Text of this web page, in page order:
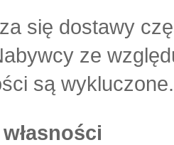
się dostawy
ze
są wykluczone.